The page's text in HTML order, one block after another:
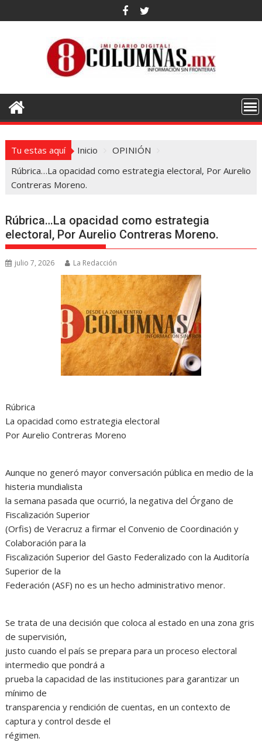
al
Tu estas aquí Inicio
OPINIÓN
Rúbrica…La opacidad como estrategia electoral, Por Aurelio
Contreras Moreno.
Rúbrica…La opacidad como estrategia
electoral, Por Aurelio Contreras Moreno.
julio 7, 2026 La Redacción
Rúbrica
La opacidad como estrategia electoral
Por Aurelio Contreras Moreno
Aunque no generó mayor conversación pública en medio de la
histeria mundialista
la semana pasada que ocurrió, la negativa del Órgano de
Fiscalización Superior
(Orfis) de Veracruz a firmar el Convenio de Coordinación y
Colaboración para la
Fiscalización Superior del Gasto Federalizado con la Auditoría
Superior de la
Federación (ASF) no es un hecho administrativo menor.
Se trata de una decisión que coloca al estado en una zona gris
de supervisión,
justo cuando el país se prepara para un proceso electoral
intermedio que pondrá a
prueba la capacidad de las instituciones para garantizar un
mínimo de
transparencia y rendición de cuentas, en un contexto de
captura y control desde el
régimen.